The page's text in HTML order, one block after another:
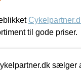
til gode priser.
sælger